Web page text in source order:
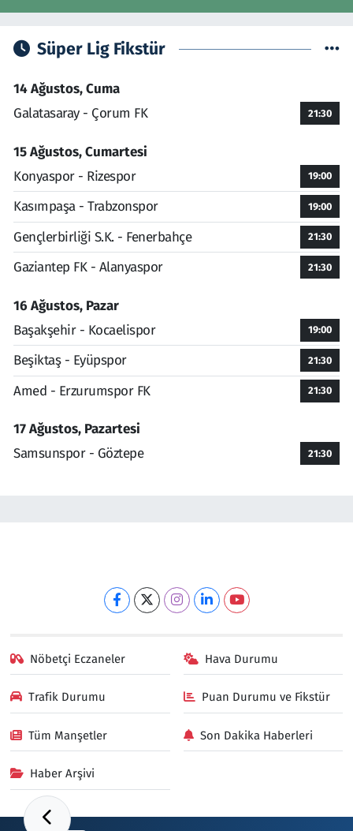
Süper Lig Fikstür
14 Ağustos, Cuma
Galatasaray - Çorum FK
21:30
15 Ağustos, Cumartesi
Konyaspor - Rizespor
19:00
Kasımpaşa - Trabzonspor 19:00
Gençlerbirliği S.K. - Fenerbahçe 21:30
Gaziantep FK - Alanyaspor 21:30
16 Ağustos, Pazar
Başakşehir - Kocaelispor
19:00
Beşiktaş - Eyüpspor 21:30
Amed - Erzurumspor FK 21:30
17 Ağustos, Pazartesi
Samsunspor - Göztepe
21:30
Nöbetçi Eczaneler Hava Durumu
Trafik Durumu Puan Durumu ve Fikstür
Tüm Manşetler Son Dakika Haberleri
Haber Arşivi